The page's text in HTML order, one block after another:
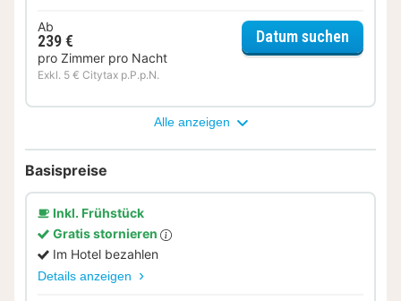
Ab
239 €
pro Zimmer pro Nacht
Exkl. 5 € Citytax p.P.p.N.
Datum suchen
Alle anzeigen
Basispreise
Inkl. Frühstück
Gratis stornieren
Im Hotel bezahlen
Details anzeigen